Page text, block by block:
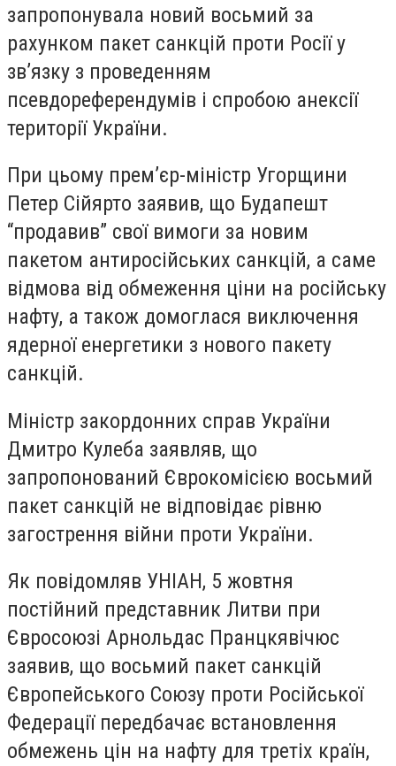
запропонувала новий восьмий за
рахунком пакет санкцій проти Росії у
зв’язку з проведенням
псевдореферендумів і спробою анексії
території України.
При цьому прем’єр-міністр Угорщини
Петер Сійярто заявив, що Будапешт
“продавив” свої вимоги за новим
пакетом антиросійських санкцій, а саме
відмова від обмеження ціни на російську
нафту, а також домоглася виключення
ядерної енергетики з нового пакету
санкцій.
Міністр закордонних справ України
Дмитро Кулеба заявляв, що
запропонований Єврокомісією восьмий
пакет санкцій не відповідає рівню
загострення війни проти України.
Як повідомляв УНІАН, 5 жовтня
постійний представник Литви при
Євросоюзі Арнольдас Пранцкявічюс
заявив, що восьмий пакет санкцій
Європейського Союзу проти Російської
Федерації передбачає встановлення
обмежень цін на нафту для третіх країн,